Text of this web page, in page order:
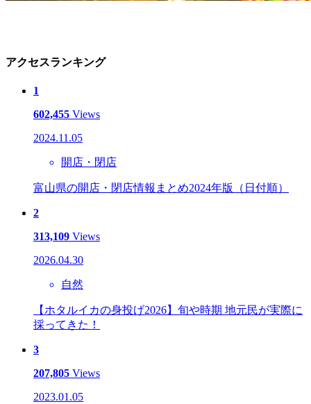
アクセスランキング
1
602,455 Views
2024.11.05
開店・閉店
富山県の開店・閉店情報まとめ2024年版（日付順）
2
313,109 Views
2026.04.30
自然
【ホタルイカの身投げ2026】旬や時期 地元民が実際に
採ってきた！
3
207,805 Views
2023.01.05